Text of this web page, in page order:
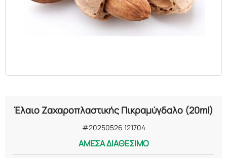
Έλαιο Ζαχαροπλαστικής Πικραμύγδαλο (20ml)
#20250526 121704
ΑΜΕΣΑ ΔΙΑΘΕΣΙΜΟ